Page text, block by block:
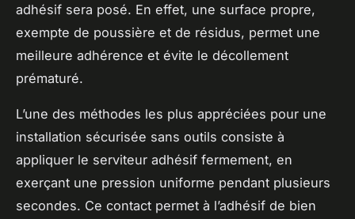
adhésif sera posé. En effet, une surface propre,
exempte de poussière et de résidus, permet une
meilleure adhérence et évite le décollement
prématuré.
L’une des méthodes les plus appréciées pour une
installation sécurisée sans outils consiste à
appliquer le serviteur adhésif fermement, en
exerçant une pression uniforme pendant plusieurs
secondes. Ce contact permet à l’adhésif de bien